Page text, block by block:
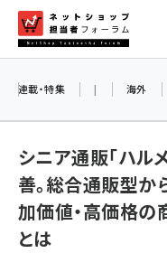
ン
ネ
amazon (2259)
連載・特集 | 海外
シニア通販「ハル
善。総合通販型か
加価値・高価格の
とは